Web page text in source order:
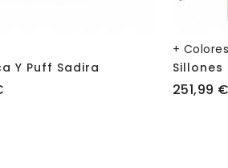
Y Puff Sadira
+ Colores
Precio
251,99 €